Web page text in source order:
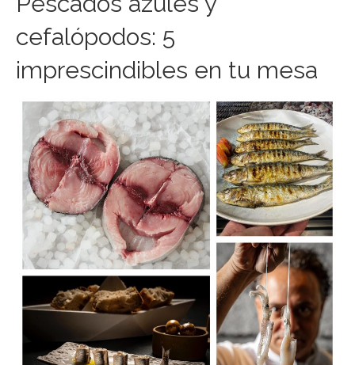
cefalópodos: 5
imprescindibles en tu mesa